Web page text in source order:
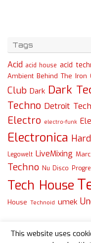
Tags
Acid acid house acid
Ambient Behind The Iron
Club Dark Dark
Techno Detroit
Electro electro-funk
Electronica
Legowelt LiveMixing
Techno Nu Disco
Tech House
House Technoid umek
This website uses